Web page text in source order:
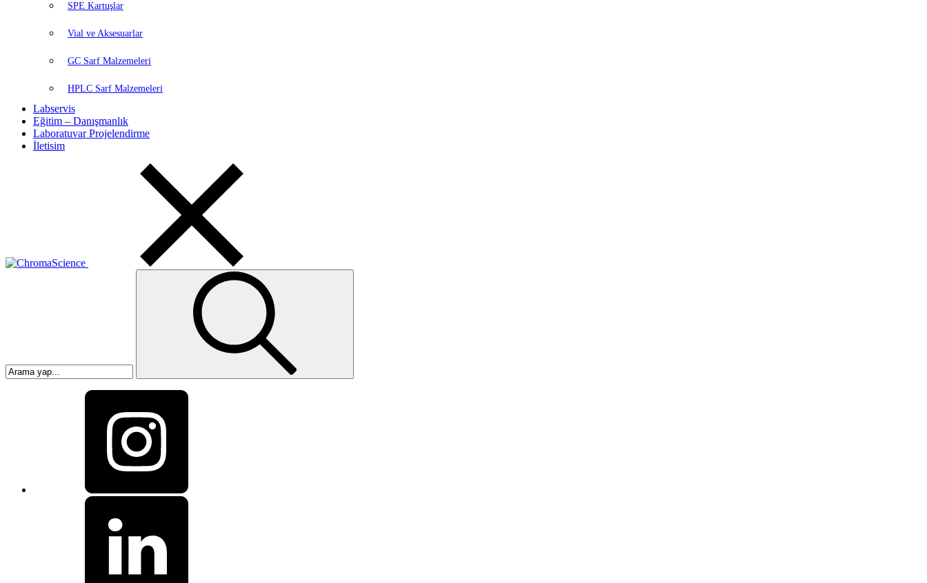
SPE Kartuşlar
Vial ve Aksesuarlar
GC Sarf Malzemeleri
HPLC Sarf Malzemeleri
Labservis
Eğitim – Danışmanlık
Laboratuvar Projelendirme
İletisim